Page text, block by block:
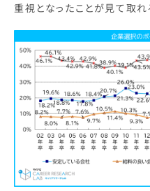
重視となったことが見て取れ